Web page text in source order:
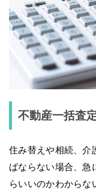
不動産一括査
住み替えや相続、介
ばならない場合、急
らいいのかわからな